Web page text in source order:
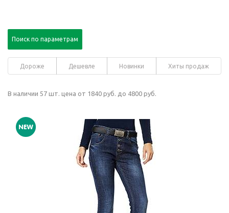
Поиск по параметрам
Дороже Дешевле Новинки Хиты продаж
В наличии 57 шт. цена от 1840 руб. до 4800 руб.